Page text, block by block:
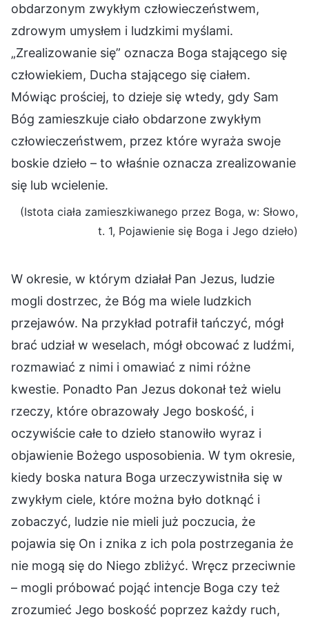
obdarzonym zwykłym człowieczeństwem,
zdrowym umysłem i ludzkimi myślami.
„Zrealizowanie się” oznacza Boga stającego się
człowiekiem, Ducha stającego się ciałem.
Mówiąc prościej, to dzieje się wtedy, gdy Sam
Bóg zamieszkuje ciało obdarzone zwykłym
człowieczeństwem, przez które wyraża swoje
boskie dzieło – to właśnie oznacza zrealizowanie
się lub wcielenie.
(Istota ciała zamieszkiwanego przez Boga, w: Słowo,
t. 1, Pojawienie się Boga i Jego dzieło)
W okresie, w którym działał Pan Jezus, ludzie
mogli dostrzec, że Bóg ma wiele ludzkich
przejawów. Na przykład potrafił tańczyć, mógł
brać udział w weselach, mógł obcować z ludźmi,
rozmawiać z nimi i omawiać z nimi różne
kwestie. Ponadto Pan Jezus dokonał też wielu
rzeczy, które obrazowały Jego boskość, i
oczywiście całe to dzieło stanowiło wyraz i
objawienie Bożego usposobienia. W tym okresie,
kiedy boska natura Boga urzeczywistniła się w
zwykłym ciele, które można było dotknąć i
zobaczyć, ludzie nie mieli już poczucia, że
pojawia się On i znika z ich pola postrzegania że
nie mogą się do Niego zbliżyć. Wręcz przeciwnie
– mogli próbować pojąć intencje Boga czy też
zrozumieć Jego boskość poprzez każdy ruch,